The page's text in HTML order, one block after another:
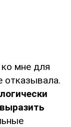
мне для
отказывала.